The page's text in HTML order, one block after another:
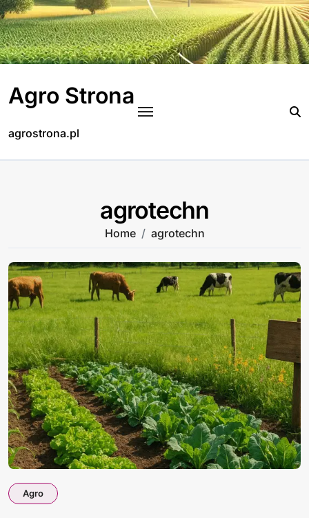
Skip
to
content
Agro Strona
agrostrona.pl
agrotechn
Home agrotechn
Agro